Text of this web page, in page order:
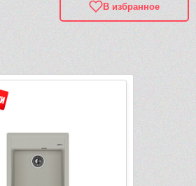
В избранное